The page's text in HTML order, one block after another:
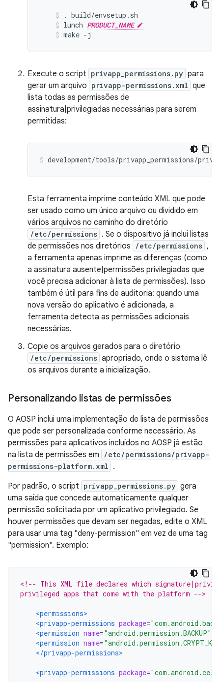
. build/envsetup.sh
lunch PRODUCT_NAME
make -j
Execute o script privapp_permissions.py para
gerar um arquivo privapp-permissions.xml que
lista todas as permissões de
assinatura|privilegiadas necessárias para serem
permitidas:
development/tools/privapp_permissions/
Esta ferramenta imprime conteúdo XML que pode
ser usado como um único arquivo ou dividido em
vários arquivos no caminho do diretório
/etc/permissions . Se o dispositivo já inclui listas
de permissões nos diretórios
/etc/permissions ,
a ferramenta apenas imprime as diferenças (como
a assinatura ausente|permissões privilegiadas que
você precisa adicionar à lista de permissões). Isso
também é útil para fins de auditoria: quando uma
nova versão do aplicativo é adicionada, a
ferramenta detecta as permissões adicionais
necessárias.
Copie os arquivos gerados para o diretório
/etc/permissions apropriado, onde o sistema lê
os arquivos durante a inicialização.
Personalizando listas de permissões
O AOSP inclui uma implementação de lista de permissões
que pode ser personalizada conforme necessário. As
permissões para aplicativos incluídos no AOSP já estão
na lista de permissões em
/etc/permissions/privapp-
permissions-platform.xml .
Por padrão, o script privapp_permissions.py gera
uma saída que concede automaticamente qualquer
permissão solicitada por um aplicativo privilegiado. Se
houver permissões que devam ser negadas, edite o XML
para usar uma tag "deny-permission" em vez de uma tag
"permission". Exemplo:
<!-- This XML file declares which
privileged apps that come with the platform -->
<permissions>
<privapp-permissions package=
<permission name="android.permission.BACKUP"
<permission name=
</privapp-permissions>
<privapp-permissions package=